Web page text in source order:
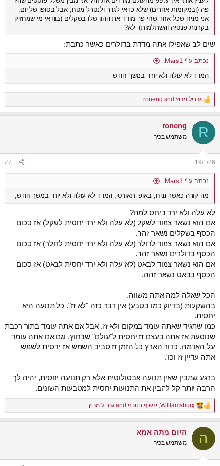
פה (ובמקומות אחרים) שלא כדאי לגדר ולנטרל מטח, אבל בסופו של יום,
אני מניח שכל אחד שחי פה מודד את ההון שלו בשקלים (בוודאי מי שמחזיק
בקרנות פנסיה והשתלמות), לא?
שים לב שאפילו אתה מדדת בדולרים כאשר כתבת:
נכתב ע"י Mars1:
המדד לא עולה ולא יורד במשך חודש
R
e
c
i
s
:
גרביל מרוץ roneng
R
roneng
משתמש בכיר
19/1/26
#7
נכתב ע"י Mars1:
מה קורה כאשר נניח, באופן תאורטי, המדד לא עולה ולא יורד במשך חודש,
לא עלה ולא ירד ביחס למה?
אם הוא נשאר צמוד לשקל (לא עלה ולא ירד יחסית לשקל) אז סכום
הכסף בשקלים נשאר זהה.
אם הוא נשאר צמוד לדולר (לא עלה ולא ירד יחסית לדולר) אז סכום
הכסף בדולרים נשאר זהה.
אם הוא נשאר צמוד לבאט (לא עלה ולא ירד יחסית לבאט) אז סכום
הכסף בבאט נשאר זהה.
הכל שאלה למה אתה משווה.
בהשקעות (בדיוק כמו בטבע) אין דבר כזה "לא זז". כל תנועה היא
יחסית.
כמו שתגיד שאתה עומד במקום ולא זז. אבל אם אתה עומד בתור רכבת
שנוסעת אז אתה בעצם זז יחסית ל"עולם" שבחוץ. וגם אם אתה עומד
על האדמה, כדור הארץ כל הזמן זז סביב השמש אז יחסית לשמש
אתה עדיין זז וכו'.
ברגע שתבין שאין תנועה אבסולוטית אלא רק תנועה יחסית, יהיה לך
הרבה יותר קל להבין את התנועות יחסית למטבעות השונים.
R
e
c
i
Williamsburg
, ינשוף חסכני גרביל מרוץ
ה היום מתה אמא
משתמש בכיר